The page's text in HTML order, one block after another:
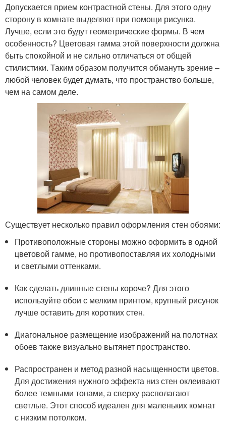
Допускается прием контрастной стены. Для этого одну
сторону в комнате выделяют при помощи рисунка.
Лучше, если это будут геометрические формы. В чем
особенность? Цветовая гамма этой поверхности должна
быть спокойной и не сильно отличаться от общей
стилистики. Таким образом получится обмануть зрение –
любой человек будет думать, что пространство больше,
чем на самом деле.
Существует несколько правил оформления стен обоями:
Противоположные стороны можно оформить в одной
цветовой гамме, но противопоставляя их холодными
и светлыми оттенками.
Как сделать длинные стены короче? Для этого
используйте обои с мелким принтом, крупный рисунок
лучше оставить для коротких стен.
Диагональное размещение изображений на полотнах
обоев также визуально вытянет пространство.
Распространен и метод разной насыщенности цветов.
Для достижения нужного эффекта низ стен оклеивают
более темными тонами, а сверху располагают
светлые. Этот способ идеален для маленьких комнат
с низким потолком.